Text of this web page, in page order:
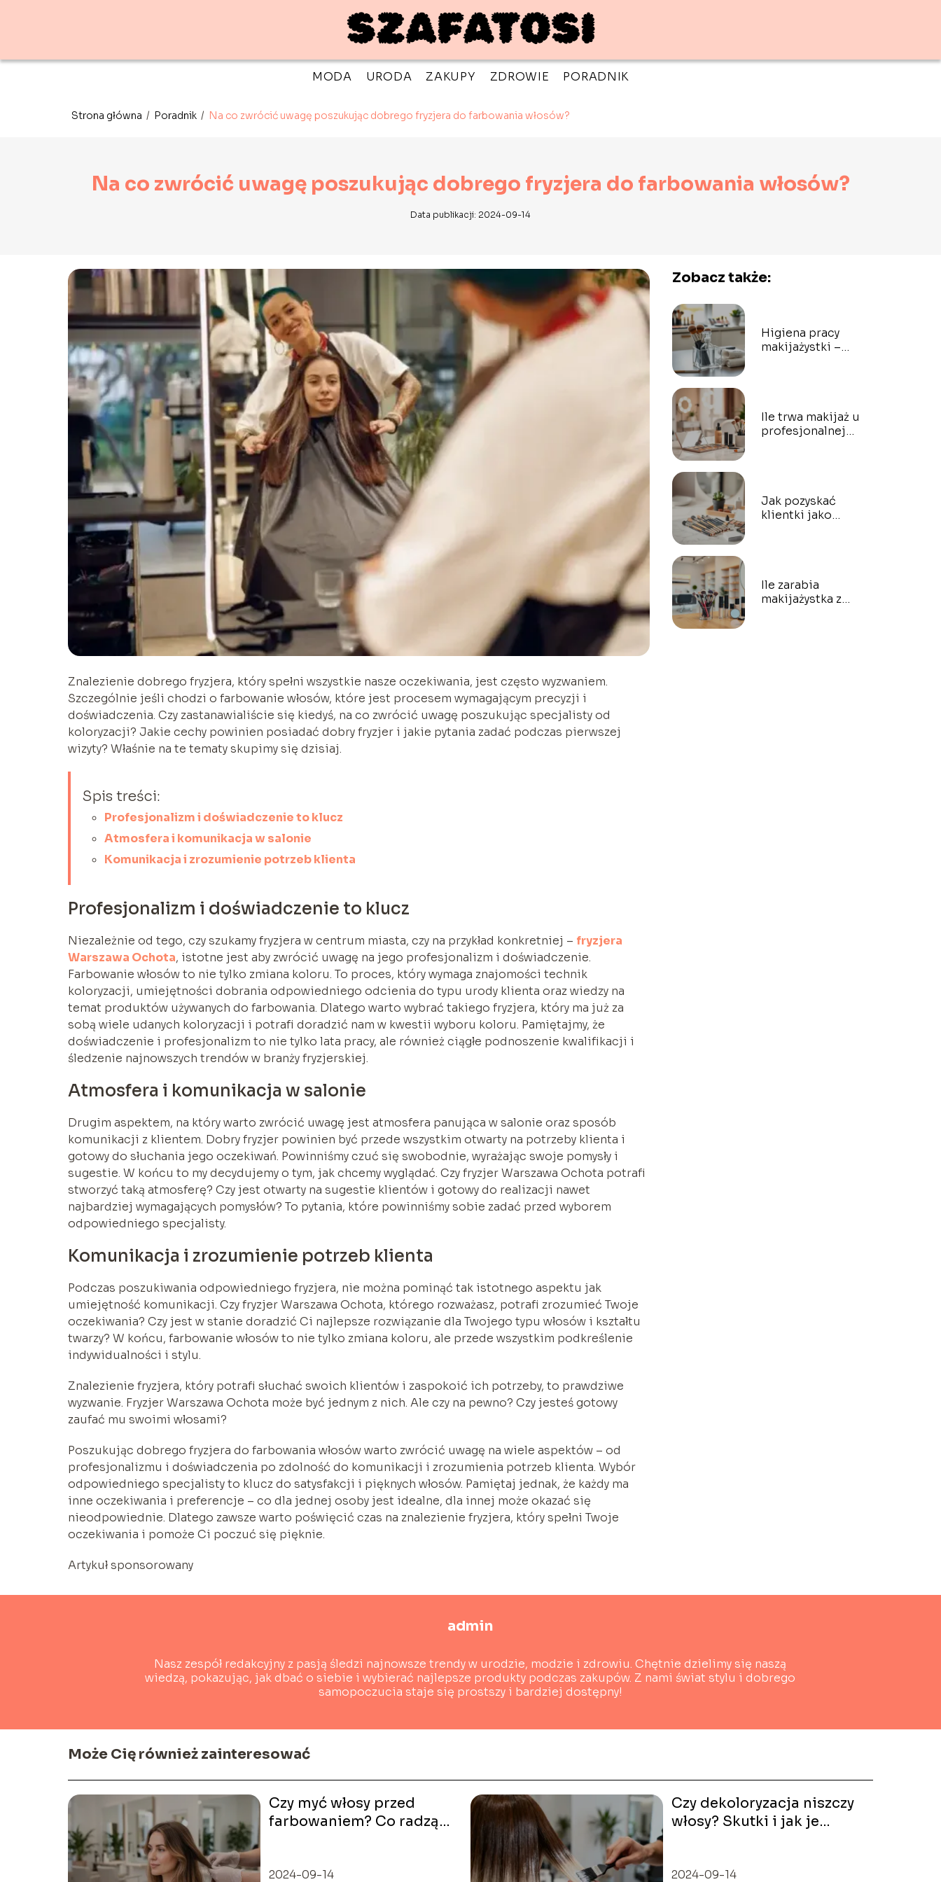
MODA URODA ZAKUPY ZDROWIE PORADNIK
Strona główna / Poradnik / Na co zwrócić uwagę poszukując dobrego fryzjera do farbowania włosów?
Na co zwrócić uwagę poszukując dobrego fryzjera do farbowania włosów?
Data publikacji: 2024-09-14
Znalezienie dobrego fryzjera, który spełni wszystkie nasze oczekiwania, jest często wyzwaniem.
Szczególnie jeśli chodzi o farbowanie włosów, które jest procesem wymagającym precyzji i
doświadczenia. Czy zastanawialiście się kiedyś, na co zwrócić uwagę poszukując specjalisty od
koloryzacji? Jakie cechy powinien posiadać dobry fryzjer i jakie pytania zadać podczas pierwszej
wizyty? Właśnie na te tematy skupimy się dzisiaj.
Spis treści:
Profesjonalizm i doświadczenie to klucz
Atmosfera i komunikacja w salonie
Komunikacja i zrozumienie potrzeb klienta
Profesjonalizm i doświadczenie to klucz
Niezależnie od tego, czy szukamy fryzjera w centrum miasta, czy na przykład konkretniej – fryzjera
Warszawa Ochota, istotne jest aby zwrócić uwagę na jego profesjonalizm i doświadczenie.
Farbowanie włosów to nie tylko zmiana koloru. To proces, który wymaga znajomości technik
koloryzacji, umiejętności dobrania odpowiedniego odcienia do typu urody klienta oraz wiedzy na
temat produktów używanych do farbowania. Dlatego warto wybrać takiego fryzjera, który ma już za
sobą wiele udanych koloryzacji i potrafi doradzić nam w kwestii wyboru koloru. Pamiętajmy, że
doświadczenie i profesjonalizm to nie tylko lata pracy, ale również ciągłe podnoszenie kwalifikacji i
śledzenie najnowszych trendów w branży fryzjerskiej.
Atmosfera i komunikacja w salonie
Drugim aspektem, na który warto zwrócić uwagę jest atmosfera panująca w salonie oraz sposób
komunikacji z klientem. Dobry fryzjer powinien być przede wszystkim otwarty na potrzeby klienta i
gotowy do słuchania jego oczekiwań. Powinniśmy czuć się swobodnie, wyrażając swoje pomysły i
sugestie. W końcu to my decydujemy o tym, jak chcemy wyglądać. Czy fryzjer Warszawa Ochota potrafi
stworzyć taką atmosferę? Czy jest otwarty na sugestie klientów i gotowy do realizacji nawet
najbardziej wymagających pomysłów? To pytania, które powinniśmy sobie zadać przed wyborem
odpowiedniego specjalisty.
Komunikacja i zrozumienie potrzeb klienta
Podczas poszukiwania odpowiedniego fryzjera, nie można pominąć tak istotnego aspektu jak
umiejętność komunikacji. Czy fryzjer Warszawa Ochota, którego rozważasz, potrafi zrozumieć Twoje
oczekiwania? Czy jest w stanie doradzić Ci najlepsze rozwiązanie dla Twojego typu włosów i kształtu
twarzy? W końcu, farbowanie włosów to nie tylko zmiana koloru, ale przede wszystkim podkreślenie
indywidualności i stylu.
Znalezienie fryzjera, który potrafi słuchać swoich klientów i zaspokoić ich potrzeby, to prawdziwe
wyzwanie. Fryzjer Warszawa Ochota może być jednym z nich. Ale czy na pewno? Czy jesteś gotowy
zaufać mu swoimi włosami?
Poszukując dobrego fryzjera do farbowania włosów warto zwrócić uwagę na wiele aspektów – od
profesjonalizmu i doświadczenia po zdolność do komunikacji i zrozumienia potrzeb klienta. Wybór
odpowiedniego specjalisty to klucz do satysfakcji i pięknych włosów. Pamiętaj jednak, że każdy ma
inne oczekiwania i preferencje – co dla jednej osoby jest idealne, dla innej może okazać się
nieodpowiednie. Dlatego zawsze warto poświęcić czas na znalezienie fryzjera, który spełni Twoje
oczekiwania i pomoże Ci poczuć się pięknie.
Artykuł sponsorowany
Zobacz także:
Higiena pracy
makijażystki –
Ile trwa makijaż u
profesjonalnej
Jak pozyskać
klientki jako
Ile zarabia
makijażystka z
admin
Nasz zespół redakcyjny z pasją śledzi najnowsze trendy w urodzie, modzie i zdrowiu. Chętnie dzielimy się naszą
wiedzą, pokazując, jak dbać o siebie i wybierać najlepsze produkty podczas zakupów. Z nami świat stylu i dobrego
samopoczucia staje się prostszy i bardziej dostępny!
Może Cię również zainteresować
Czy myć włosy przed
farbowaniem? Co radzą
2024-09-14
Czy dekoloryzacja niszczy
włosy? Skutki i jak je
2024-09-14